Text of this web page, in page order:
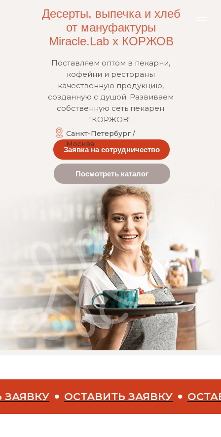
Десерты, выпечка и хлеб
от мануфактуры
Miracle.Lab x КОРЖОВ
Поставляем оптом в пекарни,
кофейни и рестораны
качественную продукцию,
созданную с душой. Развиваем
собственную сеть пекарен
"КОРЖОВ".
Заявка на сотрудничество
Посмотреть каталог
Санкт-Петербург /
Москва
ОСТАВИТЬ ЗАЯВКУ ОСТАВИТЬ